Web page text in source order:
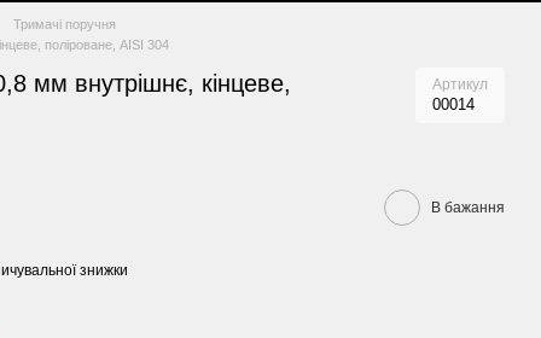
Тримачі поручня
поліроване, AISI 304
мм внутрішнє, кінцеве,
Артикул
00014
В бажання
знижки